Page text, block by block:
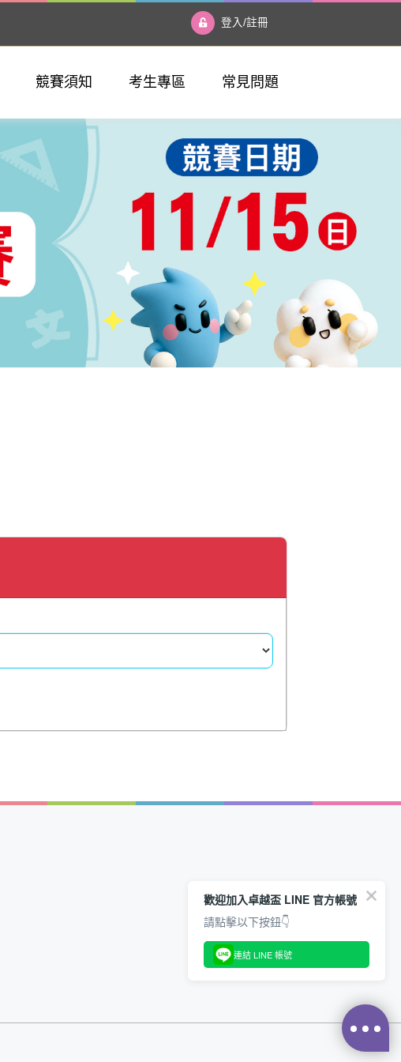
登入/註冊
競賽須知 考生專區 常見問題
歡迎加入卓越盃 LINE 官方帳號
請點擊以下按鈕👇
連結 LINE 帳號